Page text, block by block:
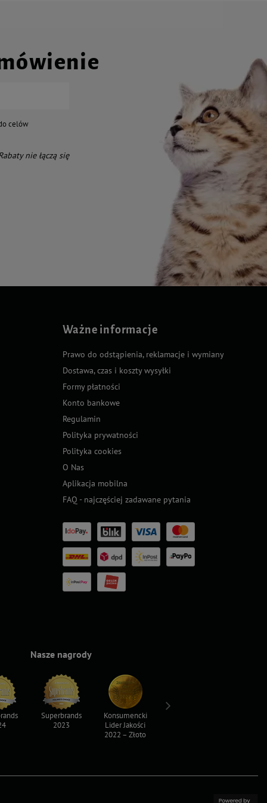
celów
nie łączą się
Ważne informacje
Prawo do odstąpienia, reklamacje i wymiany
Dostawa, czas i koszty wysyłki
Formy płatności
Konto bankowe
Regulamin
Polityka prywatności
Polityka cookies
O Nas
Aplikacja mobilna
FAQ - najczęściej zadawane pytania
Nasze nagrody
Superbrands
2023
Konsumencki
Lider Jakości
2022 – Złoto